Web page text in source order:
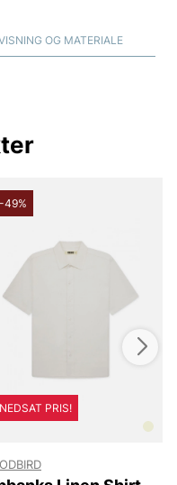
OG MATERIALE
-49%
NEDSAT PRIS!